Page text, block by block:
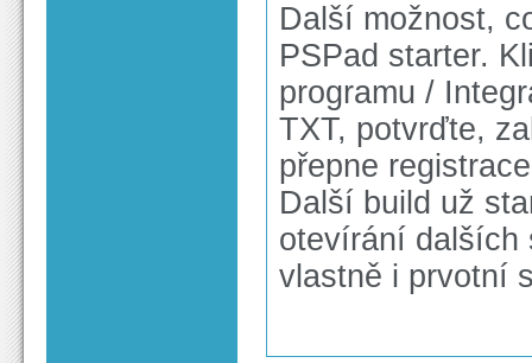
Další možnost,
PSPad starter.
programu /
TXT, potvrďte,
přepne
Další build už
otevírání dalších
vlastně i prvotní